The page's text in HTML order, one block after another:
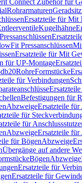
Connect Zubehör für
Rohrarmaturen
Ersatzteile für Mit
Kugelhähne
Pressanschlüssen
Ersatzteile für Mit
für UP-Montage
RohreFormstücke
für Verbindungen
Befestigungen für
AbzweigeErsatzteile
für
für
AbzweigeErsatzteile
für BögenAbzweige
Übergänge auf andere
BögenAbzweige
Ersatzteile für
Ersatzteile für